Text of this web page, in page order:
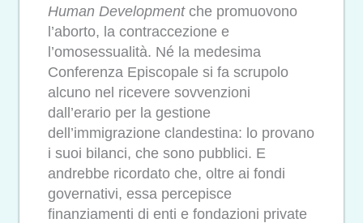
Human Developmentche promuovono
l’aborto, la contraccezione e
l’omosessualità. Né la medesima
Conferenza Episcopale si fa scrupolo
alcuno nel ricevere sovvenzioni
dall’erario per la gestione
dell’immigrazione clandestina: lo provano
i suoi bilanci, che sono pubblici. E
andrebbe ricordato che, oltre ai fondi
governativi, essa percepisce
finanziamenti di enti e fondazioni private